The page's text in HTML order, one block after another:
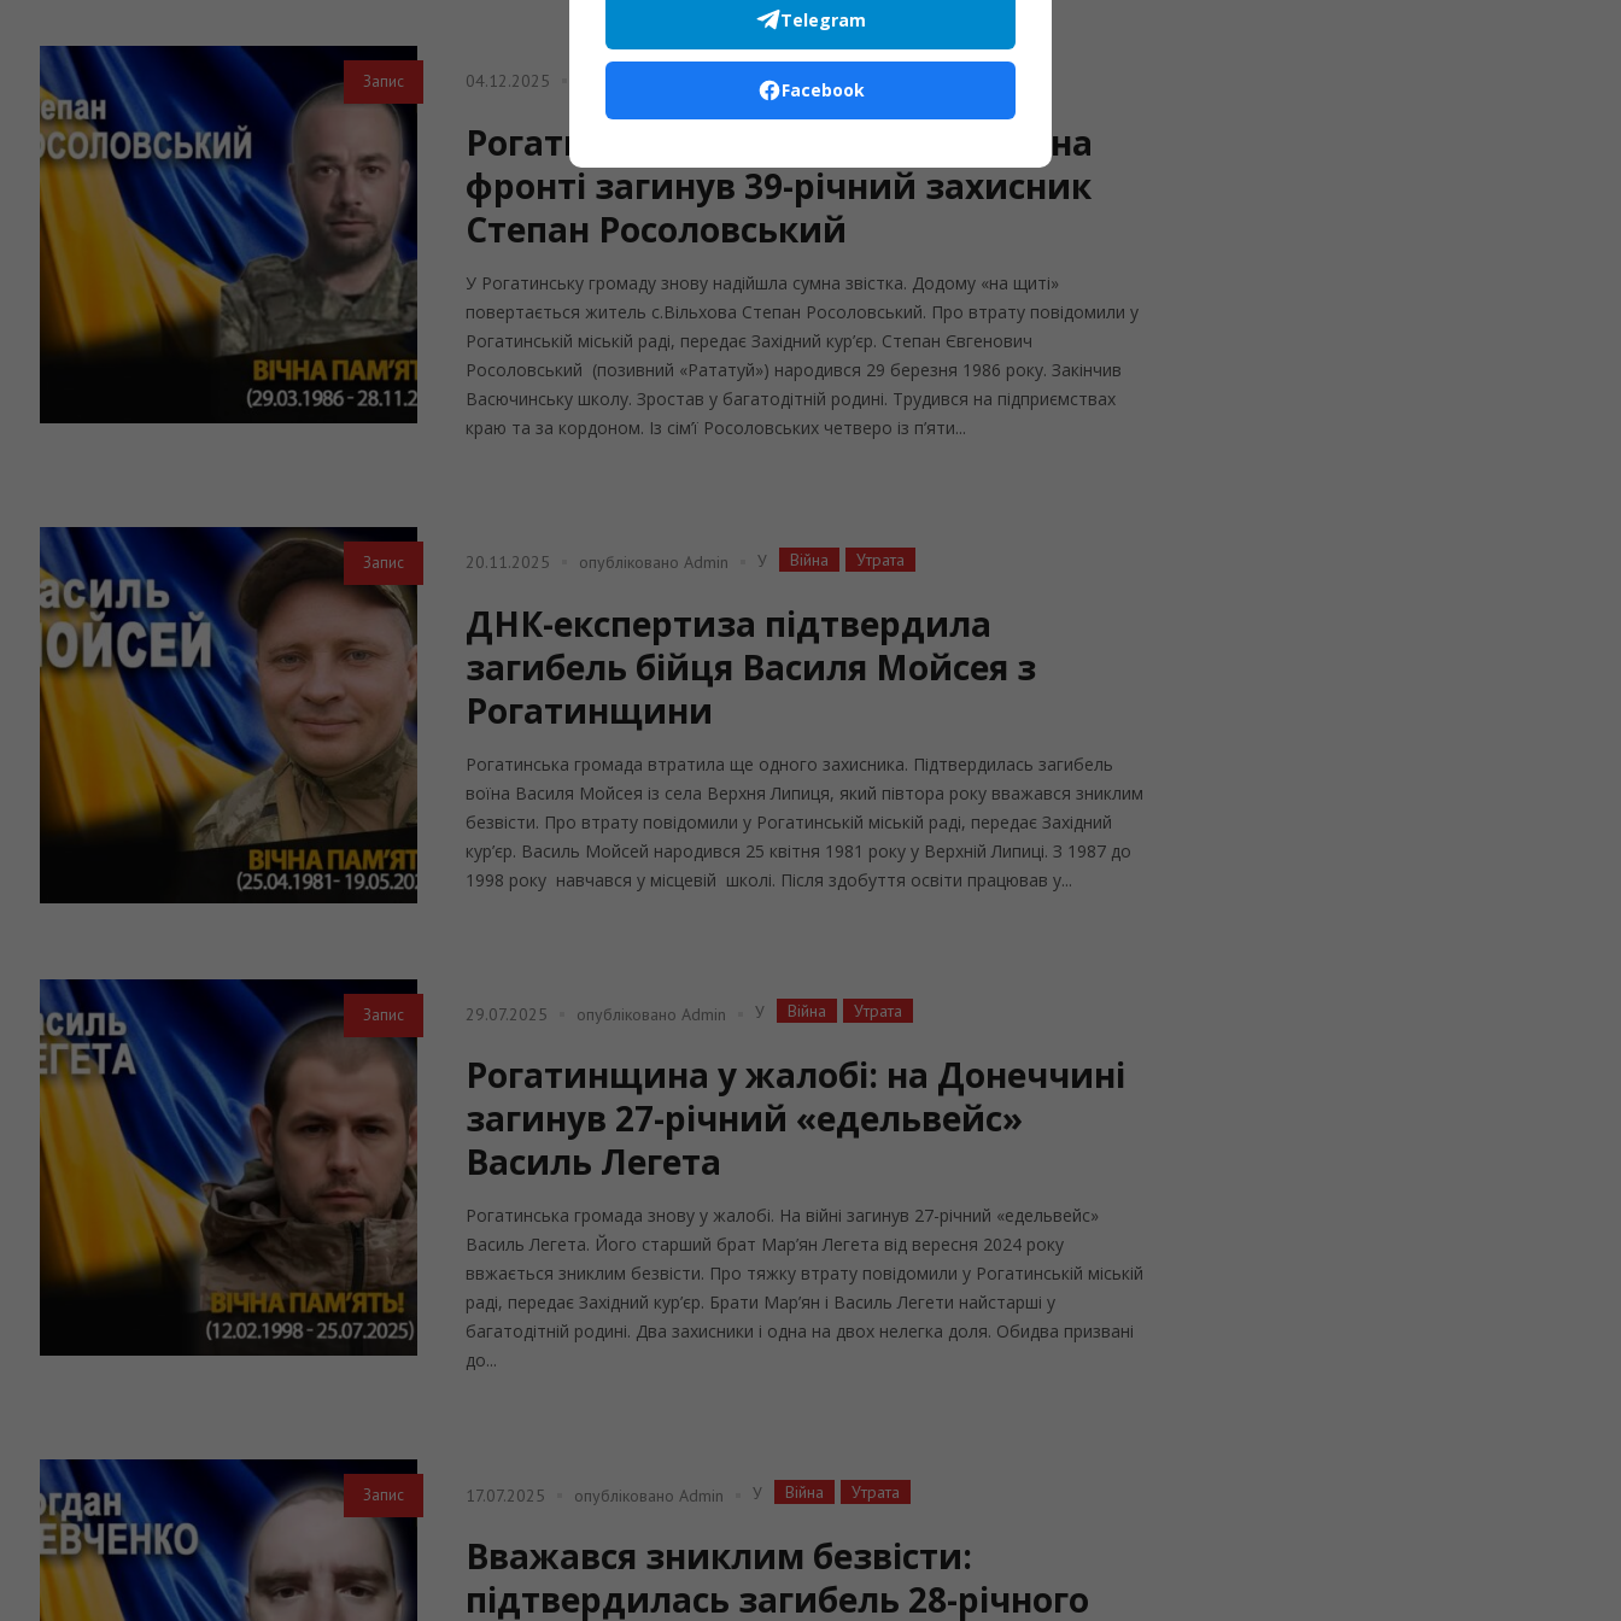
Запис 04.12.2025 У Війна Утрата
Рогатинська громада у скорботі: на
фронті загинув 39-річний захисник
Степан Росоловський
У Рогатинську громаду знову надійшла сумна звістка. Додому «на щиті»
повертається житель с.Вільхова Степан Росоловський. Про втрату повідомили у
Рогатинській міській раді, передає Західний кур’єр. Степан Євгенович
Росоловський (позивний «Рататуй») народився 29 березня 1986 року. Закінчив
Васючинську школу. Зростав у багатодітній родині. Трудився на підприємствах
краю та за кордоном. Із сім’ї Росоловських четверо із п’яти...
Запис 20.11.2025 опублікованоAdmin У Війна Утрата
ДНК-експертиза підтвердила
загибель бійця Василя Мойсея з
Рогатинщини
Рогатинська громада втратила ще одного захисника. Підтвердилась загибель
воїна Василя Мойсея із села Верхня Липиця, який півтора року вважався зниклим
безвісти. Про втрату повідомили у Рогатинській міській раді, передає Західний
кур’єр. Василь Мойсей народився 25 квітня 1981 року у Верхній Липиці. З 1987 до
1998 року навчався у місцевій школі. Після здобуття освіти працював у...
Запис 29.07.2025 опублікованоAdmin У Війна Утрата
Рогатинщина у жалобі: на Донеччині
загинув 27-річний «едельвейс»
Василь Легета
Рогатинська громада знову у жалобі. На війні загинув 27-річний «едельвейс»
Василь Легета. Його старший брат Мар’ян Легета від вересня 2024 року
ввжається зниклим безвісти. Про тяжку втрату повідомили у Рогатинській міській
раді, передає Західний кур’єр. Брати Мар’ян і Василь Легети найстарші у
багатодітній родині. Два захисники і одна на двох нелегка доля. Обидва призвані
до...
Запис 17.07.2025 опубліковано Admin У Війна Утрата
Вважався зниклим безвісти:
підтвердилась загибель 28-річного
Telegram
Facebook